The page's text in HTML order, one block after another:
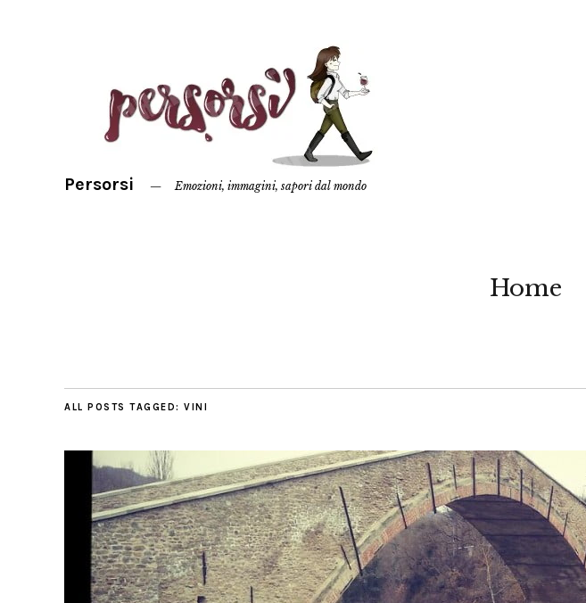
Persorsi Emozioni, immagini, sapori dal mondo
Home
ALL POSTS TAGGED: VINI